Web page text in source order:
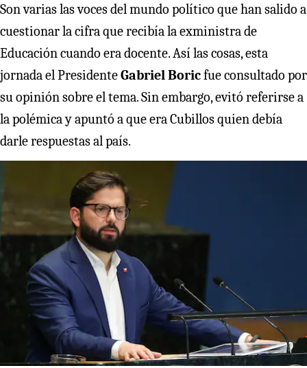
Son varias las voces del mundo político que han salido a
cuestionar la cifra que recibía la exministra de
Educación cuando era docente. Así las cosas, esta
jornada el PresidenteGabriel Boricfue consultado por
su opinión sobre el tema. Sin embargo, evitó referirse a
la polémica y apuntó a que era Cubillos quien debía
darle respuestas al país.